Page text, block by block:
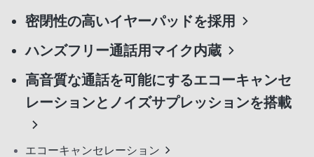
密閉性の高いイヤーパッドを採用
ハンズフリー通話用マイク内蔵
高音質な通話を可能にするエコーキャンセ
レーションとノイズサプレッションを搭載
エコーキャンセレーション